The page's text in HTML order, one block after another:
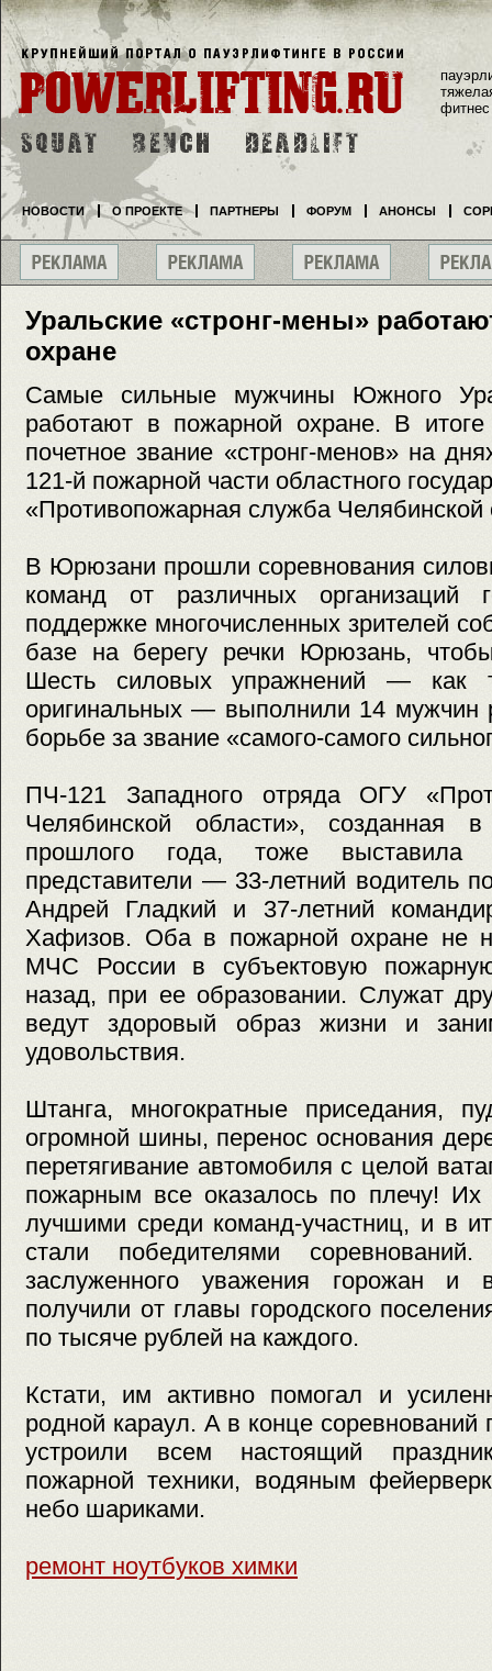
Уральские «стронг-мены»
охране
Самые сильные мужчины Южного
работают в пожарной охране. В
почетное звание «стронг-менов» на
121-й пожарной части областного
«Противопожарная служба Челябинской
В Юрюзани прошли соревнования
команд от различных организаций
поддержке многочисленных зрителей
базе на берегу речки Юрюзань,
Шесть силовых упражнений — как
оригинальных — выполнили 14 мужчин
борьбе за звание «самого-самого
ПЧ-121 Западного отряда ОГУ
Челябинской области», созданная
прошлого года, тоже
представители — 33-летний водитель
Андрей Гладкий и 37-летний
Хафизов. Оба в пожарной охране не
МЧС России в субъектовую
назад, при ее образовании. Служат
ведут здоровый образ жизни и
удовольствия.
Штанга, многократные приседания,
огромной шины, перенос основания
перетягивание автомобиля с целой
пожарным все оказалось по плечу! Их
лучшими среди команд-участниц, и в
стали победителями
заслуженного уважения горожан и
получили от главы городского
по тысяче рублей на каждого.
Кстати, им активно помогал и
родной караул. А в конце
устроили всем настоящий
пожарной техники, водяным
небо шариками.
ремонт ноутбуков химки
фитнес
НОВОСТИ О ПРОЕКТЕ ПАРТНЕРЫ ФОРУМ АНОНСЫ